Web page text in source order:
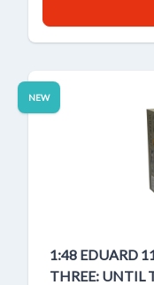
NEW
1:48 EDUARD
THREE: UNTIL